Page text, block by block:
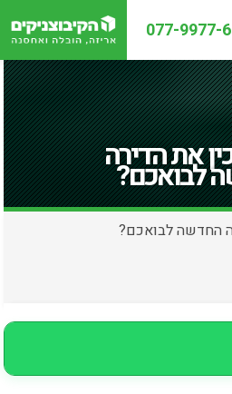
077-9977-
את הדירה
לבואכם?
החדשה לבואכם?